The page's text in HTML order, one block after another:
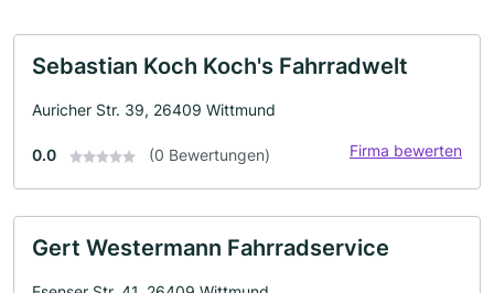
Sebastian Koch Koch's Fahrradwelt
Auricher Str. 39, 26409 Wittmund
0.0 (0 Bewertungen) Firma bewerten
Gert Westermann Fahrradservice